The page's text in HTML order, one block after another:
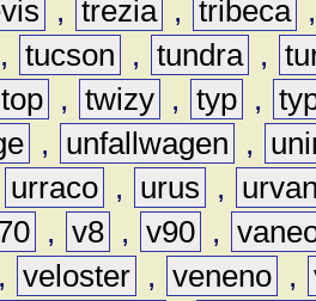
, trezia , tribeca
, tucson , tundra ,
, twizy , typ ,
, unfallwagen ,
urraco , urus ,
, v8 , v90 ,
, veloster , veneno ,